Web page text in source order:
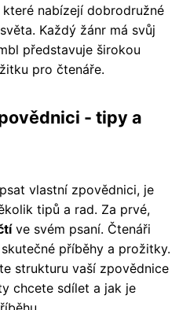
nabízejí dobrodružné
Každý žánr má svůj
představuje širokou
pro čtenáře.
- tipy a
vlastní zpovědnici, je
tipů a rad. Za prvé,
ve svém psaní. Čtenáři
příběhy a prožitky.
strukturu vaší zpovědnice
chcete sdílet a jak je